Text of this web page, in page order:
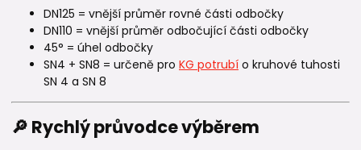
DN125 = vnější průměr rovné části odbočky
DN110 = vnější průměr odbočující části odbočky
45° = úhel odbočky
SN4 + SN8 = určeně pro KG potrubí o kruhové tuhosti
SN 4 a SN 8
🔎 Rychlý průvodce výběrem